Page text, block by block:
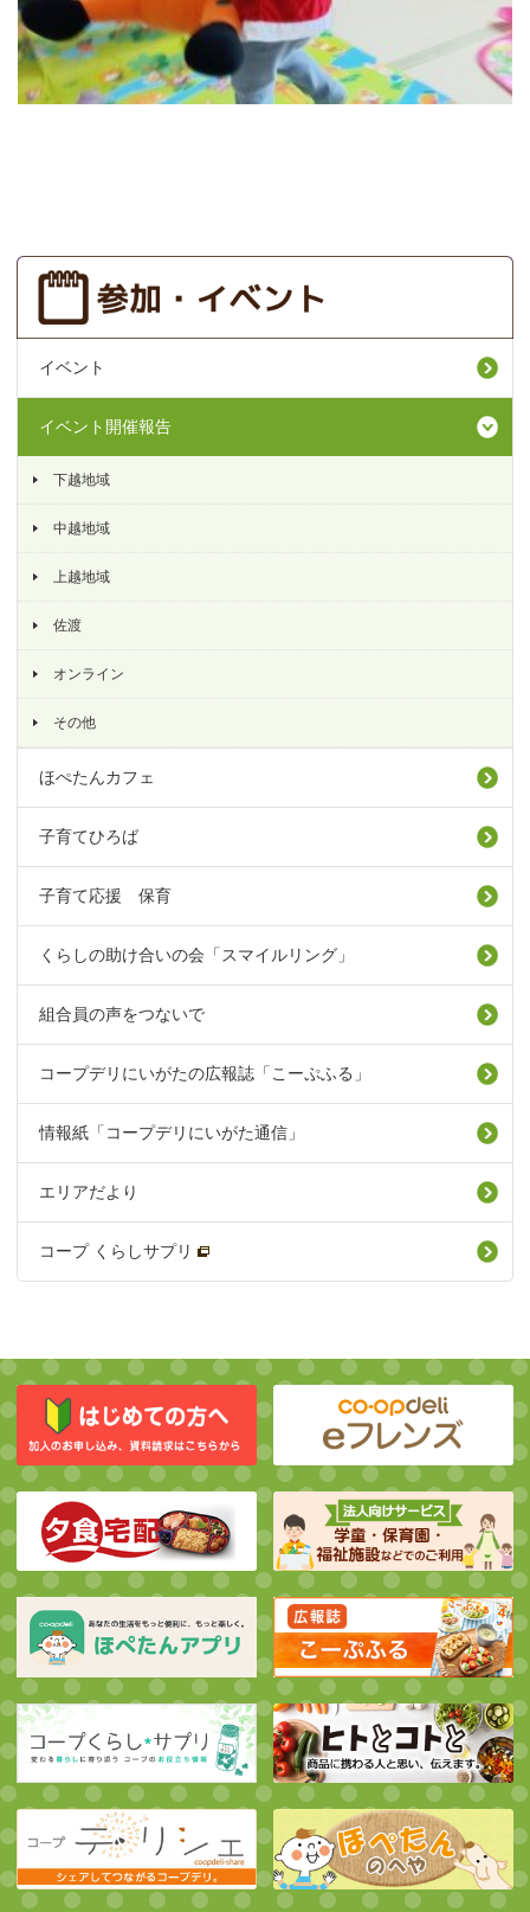
イベント
イベント開催報告
下越地域
中越地域
上越地域
佐渡
オンライン
その他
ほぺたんカフェ
子育てひろば
子育て応援 保育
くらしの助け合いの会「スマイルリング」
組合員の声をつないで
コープデリにいがたの広報誌「こーぷふる」
情報紙「コープデリにいがた通信」
エリアだより
コープ くらしサプリ